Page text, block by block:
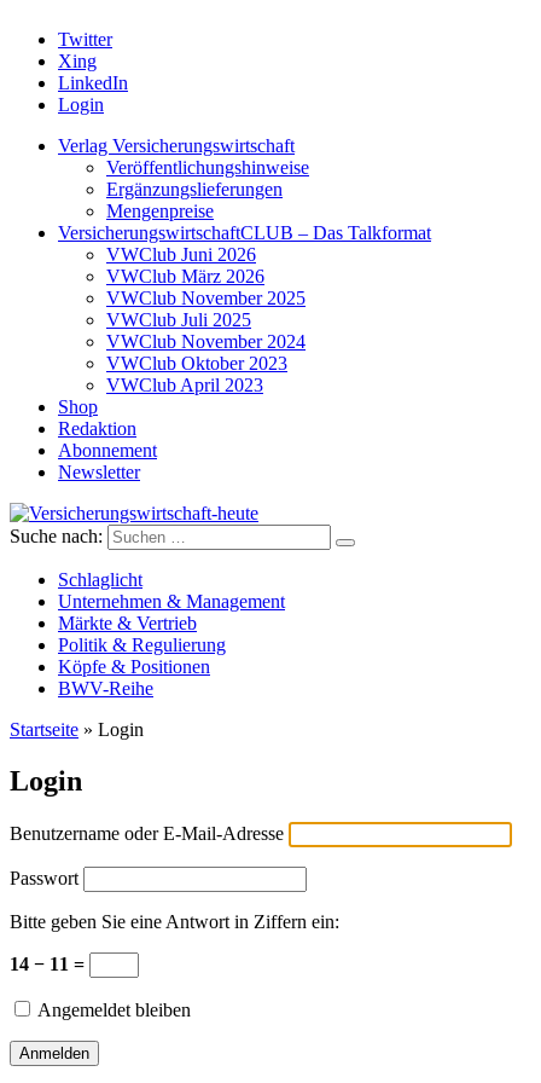
Twitter
Xing
LinkedIn
Login
Verlag Versicherungswirtschaft
Veröffentlichungshinweise
Ergänzungslieferungen
Mengenpreise
VersicherungswirtschaftCLUB – Das Talkformat
VWClub Juni 2026
VWClub März 2026
VWClub November 2025
VWClub Juli 2025
VWClub November 2024
VWClub Oktober 2023
VWClub April 2023
Shop
Redaktion
Abonnement
Newsletter
Versicherungswirtschaft-heute
Suche nach:
Schlaglicht
Unternehmen & Management
Märkte & Vertrieb
Politik & Regulierung
Köpfe & Positionen
BWV-Reihe
Startseite » Login
Login
Benutzername oder E-Mail-Adresse
Passwort
Bitte geben Sie eine Antwort in Ziffern ein:
14 − 11 =
Angemeldet bleiben